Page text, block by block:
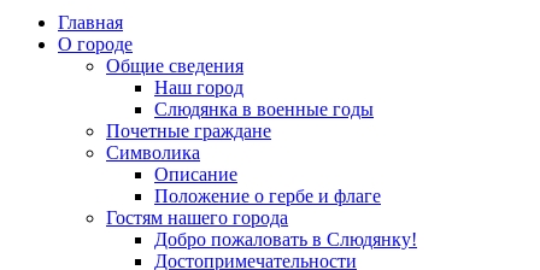
Главная
О городе
Общие сведения
Наш город
Слюдянка в военные годы
Почетные граждане
Символика
Описание
Положение о гербе и флаге
Гостям нашего города
Добро пожаловать в Слюдянку!
Достопримечательности